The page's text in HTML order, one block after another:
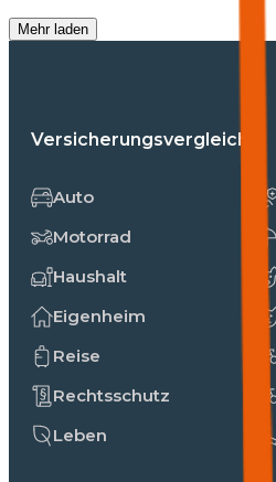
Mehr laden
Versicherungsvergleiche
Auto
Motorrad
Haushalt
Eigenheim
Reise
Rechtsschutz
Leben